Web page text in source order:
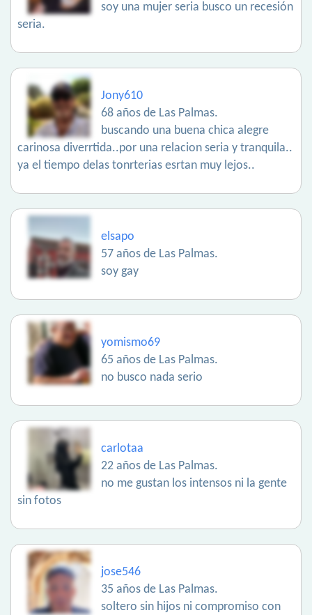
soy una mujer seria busco un recesión
seria.
Jony610
68 años de Las Palmas.
buscando una buena chica alegre
carinosa diverrtida..por una relacion seria y tranquila..
ya el tiempo delas tonrterias esrtan muy lejos..
elsapo
57 años de Las Palmas.
soy gay
yomismo69
65 años de Las Palmas.
no busco nada serio
carlotaa
22 años de Las Palmas.
no me gustan los intensos ni la gente
sin fotos
jose546
35 años de Las Palmas.
soltero sin hijos ni compromiso con